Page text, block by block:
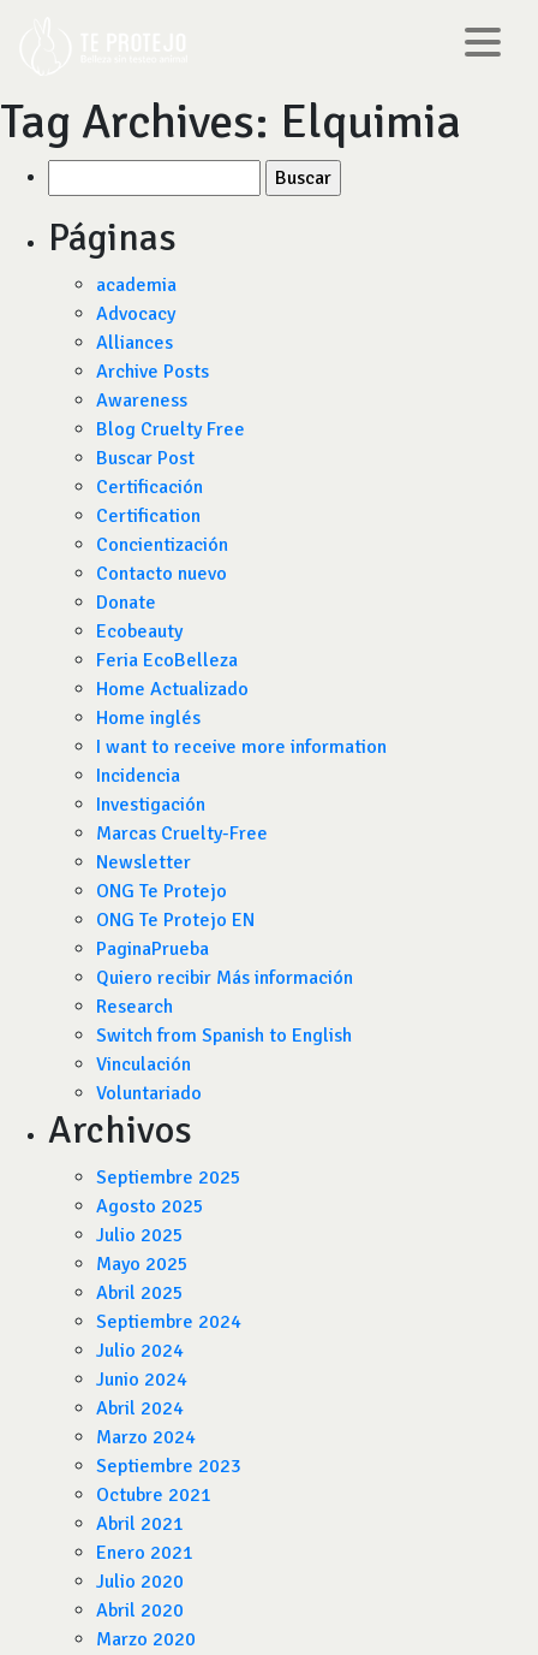
Tag Archives: Elquimia
por:
Páginas
academia
Advocacy
Alliances
Archive Posts
Awareness
Blog Cruelty Free
Buscar Post
Certificación
Certification
Concientización
Contacto nuevo
Donate
Ecobeauty
Feria EcoBelleza
Home Actualizado
Home inglés
I want to receive more information
Incidencia
Investigación
Marcas Cruelty-Free
Newsletter
ONG Te Protejo
ONG Te Protejo EN
PaginaPrueba
Quiero recibir Más información
Research
Switch from Spanish to English
Vinculación
Voluntariado
Archivos
Septiembre 2025
Agosto 2025
Julio 2025
Mayo 2025
Abril 2025
Septiembre 2024
Julio 2024
Junio 2024
Abril 2024
Marzo 2024
Septiembre 2023
Octubre 2021
Abril 2021
Enero 2021
Julio 2020
Abril 2020
Marzo 2020